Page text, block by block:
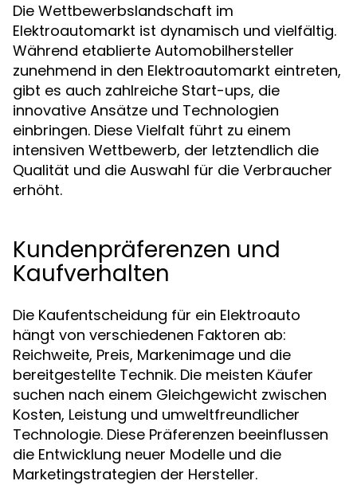
Die Wettbewerbslandschaft im
Elektroautomarkt ist dynamisch und vielfältig.
Während etablierte Automobilhersteller
zunehmend in den Elektroautomarkt eintreten,
gibt es auch zahlreiche Start-ups, die
innovative Ansätze und Technologien
einbringen. Diese Vielfalt führt zu einem
intensiven Wettbewerb, der letztendlich die
Qualität und die Auswahl für die Verbraucher
erhöht.
Kundenpräferenzen und
Kaufverhalten
Die Kaufentscheidung für ein Elektroauto
hängt von verschiedenen Faktoren ab:
Reichweite, Preis, Markenimage und die
bereitgestellte Technik. Die meisten Käufer
suchen nach einem Gleichgewicht zwischen
Kosten, Leistung und umweltfreundlicher
Technologie. Diese Präferenzen beeinflussen
die Entwicklung neuer Modelle und die
Marketingstrategien der Hersteller.